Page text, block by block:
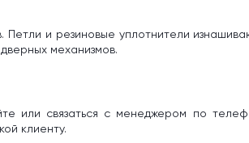
и резиновые уплотнители
механизмов.
или связаться с менеджером по
клиенту.